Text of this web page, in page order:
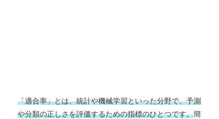
「適合率」とは、統計や機械学習といった分野で、予測
や分類の正しさを評価するための指標のひとつです。簡